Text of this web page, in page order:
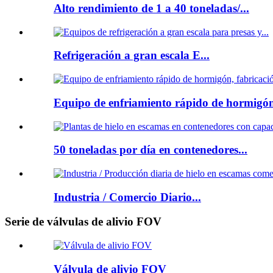
Alto rendimiento de 1 a 40 toneladas/...
Refrigeración a gran escala E...
Equipo de enfriamiento rápido de
50 toneladas por día en contenedores...
Industria / Comercio Diario...
Serie de válvulas de alivio FOV
Válvula de alivio FOV